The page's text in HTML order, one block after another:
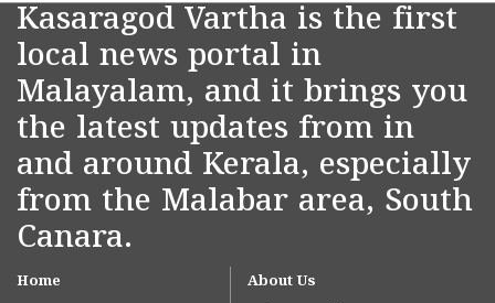
Kasaragod Vartha is the first
local news portal in
Malayalam, and it brings you
the latest updates from in
and around Kerala, especially
from the Malabar area, South
Canara.
Home
About Us